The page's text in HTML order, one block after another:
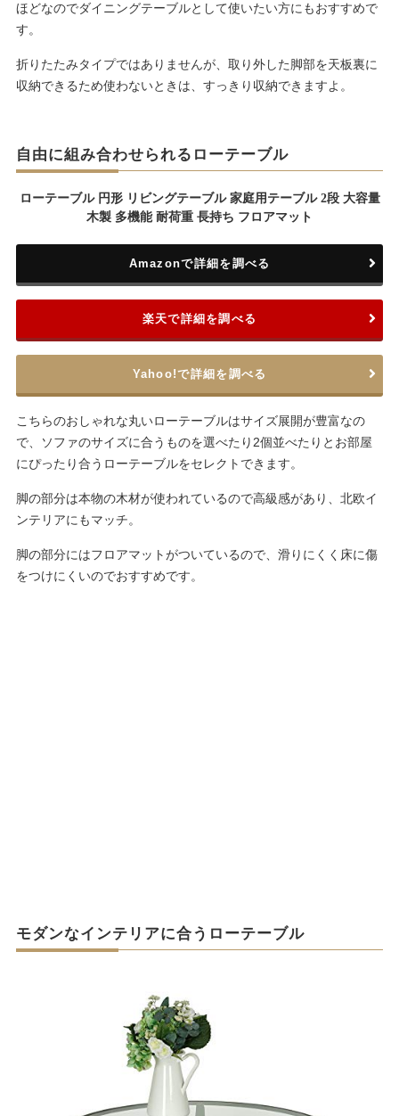
ほどなのでダイニングテーブルとして使いたい方にもおすすめで
す。
折りたたみタイプではありませんが、取り外した脚部を天板裏に
収納できるため使わないときは、すっきり収納できますよ。
自由に組み合わせられるローテーブル
ローテーブル 円形 リビングテーブル 家庭用テーブル 2段 大容量
木製 多機能 耐荷重 長持ち フロアマット
Amazonで詳細を調べる
楽天で詳細を調べる
Yahoo!で詳細を調べる
こちらのおしゃれな丸いローテーブルはサイズ展開が豊富なの
で、ソファのサイズに合うものを選べたり2個並べたりとお部屋
にぴったり合うローテーブルをセレクトできます。
脚の部分は本物の木材が使われているので高級感があり、北欧イ
ンテリアにもマッチ。
脚の部分にはフロアマットがついているので、滑りにくく床に傷
をつけにくいのでおすすめです。
モダンなインテリアに合うローテーブル